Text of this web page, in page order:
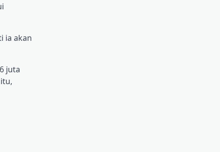
ia akan
juta